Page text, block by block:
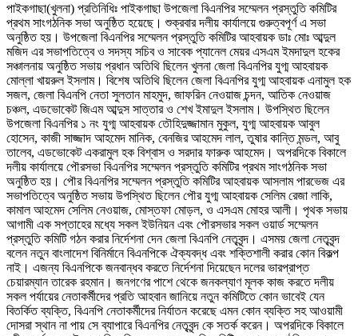
পাইকগাছা(খুলনা) প্রতিনিধিঃ পাইকগাছা উপজেলা বিএনপির সম্মেলন প্রস্তুতি কমিটির
প্রথম সাংগঠনিক সভা অনুষ্ঠিত হয়েছে। শুক্রবার দলীয় কার্যালয়ে গুরুত্বপূর্ণ এ সভা
অনুষ্ঠিত হয়। উপজেলা বিএনপির সম্মেলন প্রস্তুতি কমিটির আহবায়ক ডাঃ মোঃ আব্দুল
মজিদ এর সভাপতিত্বে ও সদস্য সচিব ও সাবেক প্যানেল মেয়র এসএম ইমদাদুল হকের
সঞ্চালনায় অনুষ্ঠিত সভায় প্রধান অতিথি ছিলেন খুলনা জেলা বিএনপির যুগ্ম আহবায়ক
মোল্লা খায়রুল ইসলাম। বিশেষ অতিথি ছিলেন জেলা বিএনপির যুগ্ম আহবায়ক এনামুল হক
সজল, জেলা বিএনপি নেতা সুলতান মাহমুদ, জাফরিন নেওয়াজ চন্দন, আতিক নেওয়াজ
চঞ্চল, এডভোকেট জিএম আব্দুস সাত্তার ও শেখ ইমাদুল ইসলাম। উপস্থিত ছিলেন
উপজেলা বিএনপির ১ নং যুগ্ম আহবায়ক তৌহিদুজ্জামান মুকুল, যুগ্ম আহবায়ক আবুল
হোসেন, কাজী সাজ্জাদ আহমেদ মানিক, বেনজির আহমেদ লাল, তুষার কান্তি মন্ডল, আবু
তালেব, এডভোকেট একরামুল হক বিশ্বাস ও সরদার ফারুক আহমেদ। অপরদিকে বিকালে
দলীয় কার্যালয়ে পৌরসভা বিএনপির সম্মেলন প্রস্তুতি কমিটির প্রথম সাংগঠনিক সভা
অনুষ্ঠিত হয়। পৌর বিএনপির সম্মেলন প্রস্তুতি কমিটির আহবায়ক আসলাম পারভেজ এর
সভাপতিত্বে অনুষ্ঠিত সভায় উপস্থিত ছিলেন পৌর যুগ্ম আহবায়ক সেলিম রেজা লাকি,
কামাল আহমেদ সেলিম নেওয়াজ, মোস্তফা মোড়ল, ও এসএম মোহর আলী। পৃথক সভায়
আগামী এক সপ্তাহের মধ্যে সকল ইউনিয়ন এবং পৌরসভার সকল ওয়ার্ড সম্মেলন
প্রস্তুতি কমিটি গঠন করার নির্দেশনা দেন জেলা বিএনপি নেতৃবৃন্দ। এসময় জেলা নেতৃবৃন্দ
বলেন নতুন বাংলাদেশ বিনির্মানে বিএনপিকে ঐক্যবদ্ধ এবং শক্তিশালী করার কোন বিকল্প
নাই। এজন্য বিএনপিকে জনবান্ধব করতে নির্দেশনা দিয়েছেন দলের ভারপ্রাপ্ত
চেয়ারম্যান তারেক রহমান। জনগণের পাশে থেকে জনকল্যাণ মূলক কাজ করতে দলীয়
সকল পর্যায়ের নেতাকর্মীদের প্রতি আহবান জানিয়ে নতুন কমিটিতে কোন ভাবেই যেন
বিতর্কিত ব্যক্তি, বিএনপি নেতাকর্মীদের নির্যাতন করেছে এমন কোন ব্যক্তি সহ আওয়ামী
দোসরা স্থান না পায় সে ব্যাপারে বিএনপির নেতৃবৃন্দ কে সতর্ক করেন। অপরদিকে বিকালে